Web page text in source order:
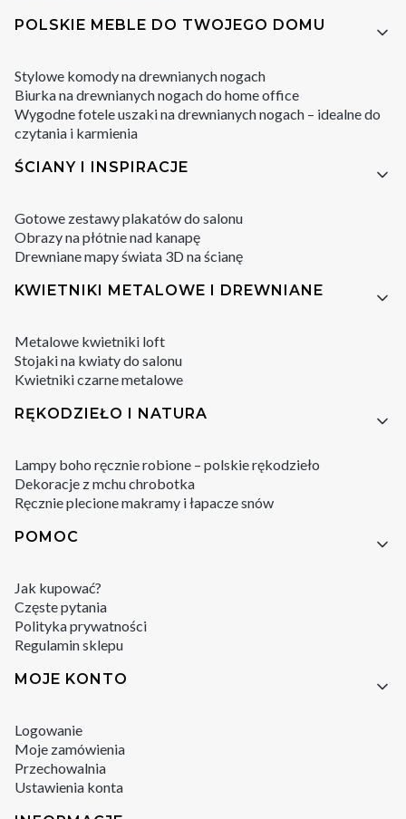
POLSKIE MEBLE DO TWOJEGO DOMU
Stylowe komody na drewnianych nogach
Biurka na drewnianych nogach do home office
Wygodne fotele uszaki na drewnianych nogach – idealne do
czytania i karmienia
ŚCIANY I INSPIRACJE
Gotowe zestawy plakatów do salonu
Obrazy na płótnie nad kanapę
Drewniane mapy świata 3D na ścianę
KWIETNIKI METALOWE I DREWNIANE
Metalowe kwietniki loft
Stojaki na kwiaty do salonu
Kwietniki czarne metalowe
RĘKODZIEŁO I NATURA
Lampy boho ręcznie robione – polskie rękodzieło
Dekoracje z mchu chrobotka
Ręcznie plecione makramy i łapacze snów
POMOC
Jak kupować?
Częste pytania
Polityka prywatności
Regulamin sklepu
MOJE KONTO
Logowanie
Moje zamówienia
Przechowalnia
Ustawienia konta